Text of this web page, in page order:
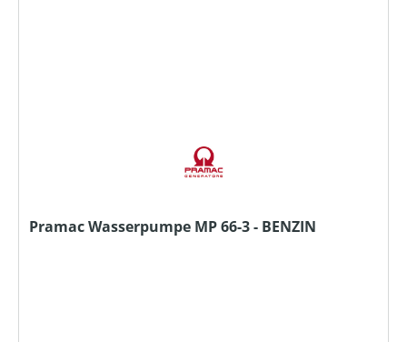
Pramac Wasserpumpe MP 66-3 - BENZIN